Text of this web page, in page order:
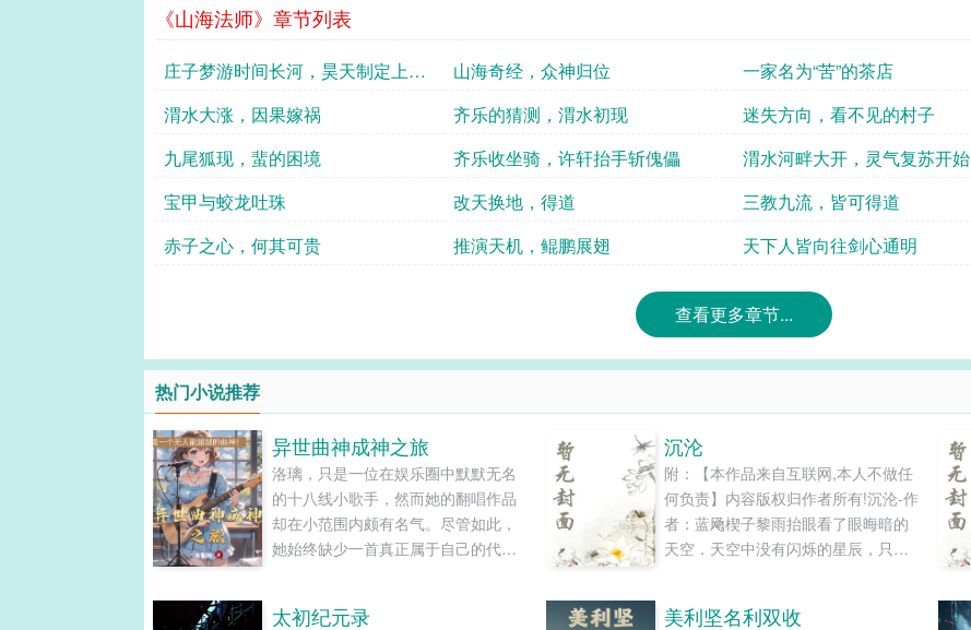
《山海法师》章节列表
庄子梦游时间长河，昊天制定上古
计划
山海奇经，众神归位 一家名为“苦”的茶店
渭水大涨，因果嫁祸
齐乐的猜测，渭水初现 迷失方向，看不见的村子
九尾狐现，蜚的困境
齐乐收坐骑，许轩抬手斩傀儡 渭水河畔大开，灵气复苏开始
宝甲与蛟龙吐珠
改天换地，得道 三教九流，皆可得道
赤子之心，何其可贵
推演天机，鲲鹏展翅 天下人皆向往剑心通明
查看更多章节...
热门小说推荐
异世曲神成神之旅
洛璃，只是一位在娱乐圈中默默无名
的十八线小歌手，然而她的翻唱作品
却在小范围内颇有名气。尽管如此，
她始终缺少一首真正属于自己的代表
妙的穿越，让她仿佛握住了通往成功
沉沦
附：【本作品来自互联网,本人不做任
何负责】内容版权归作者所有!沉沦-作
者：蓝飏楔子黎雨抬眼看了眼晦暗的
天空．天空中没有闪烁的星辰，只有
浓的黑烟排向大气中，随之而来的还
太初纪元录 美利坚名利双收